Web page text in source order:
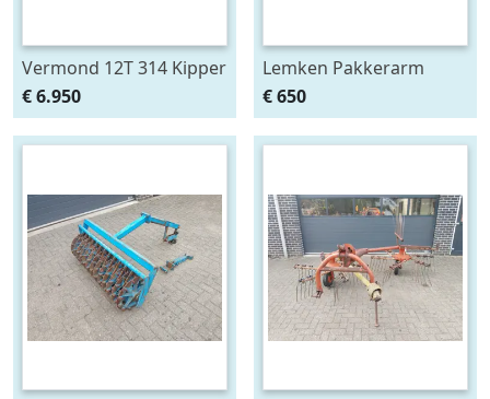
Vermond 12T 314 Kipper
3 Zijdig
€ 6.950
Lemken Pakkerarm
passend aan Opal 90 en
110 ploeg
€ 650